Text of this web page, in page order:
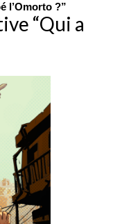
l’Omorto ?”
“Qui a